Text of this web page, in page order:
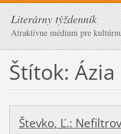
Literárny týždenník
Atraktívne médium pre
Štítok: Ázia
Števko, Ľ.: